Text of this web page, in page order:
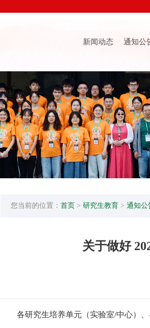
新闻动态 通知公
您当前的位置： 首页 > 研究生教育 > 通知公
关于做好
各研究生培养单元（实验室/中心）